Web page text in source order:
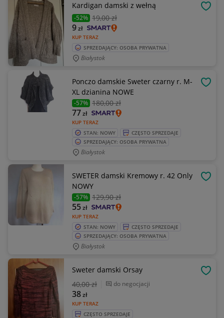
Kardigan damski z wełną
-52% 19,00 zł
KUP TERAZ
9zł
SPRZEDAJĄCY: OSOBA PRYWATNA
Białystok
Ponczo damskie Sweter czarny r. M-
XL dzianina NOWE
-57% 180,00 zł
KUP TERAZ
77zł
STAN: NOWY
CZĘSTO SPRZEDAJE
SPRZEDAJĄCY: OSOBA PRYWATNA
Białystok
SWETER damski Kremowy r. 42 Only
NOWY
-57% 129,90 zł
KUP TERAZ
55zł
STAN: NOWY
CZĘSTO SPRZEDAJE
SPRZEDAJĄCY: OSOBA PRYWATNA
Białystok
Sweter damski Orsay
40,00 zł do negocjacji
KUP TERAZ
38zł
CZĘSTO SPRZEDAJE